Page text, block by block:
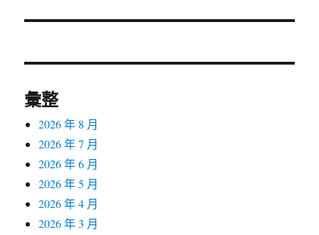
文
彙整
2026 年 8 月
2026 年 7 月
2026 年 6 月
2026 年 5 月
2026 年 4 月
2026 年 3 月